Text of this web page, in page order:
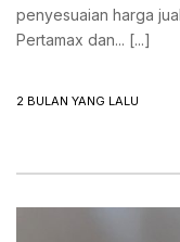
penyesuaian harga
Pertamax dan... [...]
2 BULAN YANG LALU